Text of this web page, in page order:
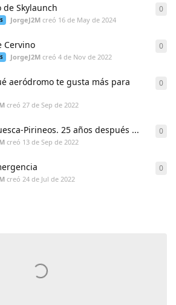
de Skylaunch
JorgeJ2Mcreó 16 de May de 2024
0
Cervino
JorgeJ2Mcreó 4 de Nov de 2022
0
aeródromo te gusta más para
creó27 de Sep de 2022
0
Pirineos. 25 años después ...
creó 13 de Sep de 2022
0
creó24 de Jul de 2022
0